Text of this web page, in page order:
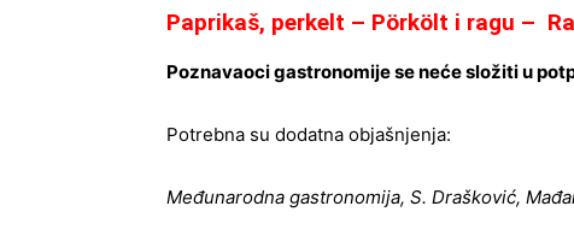
Paprikaš, perkelt – Pörkölt i ragu –
Poznavaoci gastronomije se neće složiti u
Potrebna su dodatna objašnjenja:
Međunarodna gastronomija, S. Drašković,